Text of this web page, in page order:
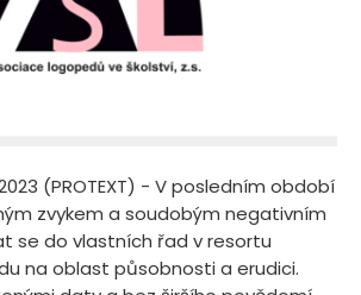
(PROTEXT) - V posledním období
zvykem a soudobým negativním
se do vlastních řad v resortu
na oblast působnosti a erudici.